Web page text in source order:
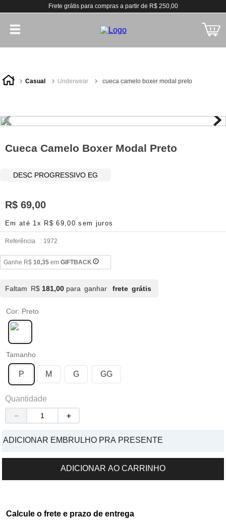
Frete grátis para compras a partir de R$ 250,00
casual underwear cueca camelo boxer modal preto
Cueca Camelo Boxer Modal Preto
DESC PROGRESSIVO EG
R$ 69,00
Em até 1x R$ 69,00 sem juros
Referência : 1972
Ganhe R$ 10,35 em GIFTBACK
Faltam R$ 181,00 para ganhar frete grátis
Cor: Preto
Tamanho
P M G GG
Quantidade
＋
－
ADICIONAR EMBRULHO PRA PRESENTE
ADICIONAR AO CARRINHO
Calcule o frete e prazo de entrega